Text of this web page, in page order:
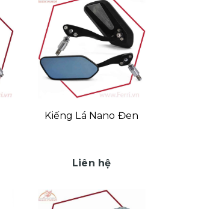
Kiếng Lá Nano Đen
Liên hệ